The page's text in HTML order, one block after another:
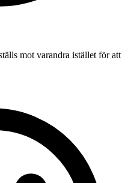
mot varandra istället för att